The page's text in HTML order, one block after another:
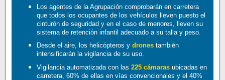
Los agentes de la Agrupación comprobarán en carretera
que todos los ocupantes de los vehículos lleven puesto el
cinturón de seguridad y en el caso de menores, lleven su
sistema de retención infantil adecuado a su talla y peso.
Desde el aire, los helicópteros y dronestambién
intensificarán la vigilancia de su uso.
Vigilancia automatizada con las 225 cámarasubicadas en
carretera, 60% de ellas en vías convencionales y el 40%